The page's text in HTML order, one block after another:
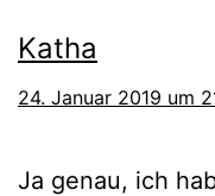
Katha
24. Januar 2019 um
Ja genau, ich